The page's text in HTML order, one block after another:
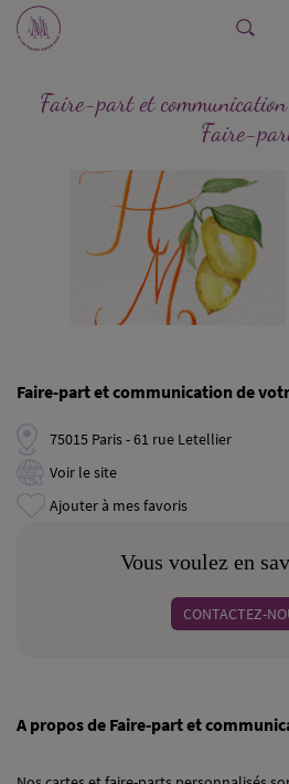
Faire-part et
Faire-
Faire-part et communication de
75015 Paris - 61 rue Letellier
Voir le site
Ajouter à mes favoris
Vous voulez en
CONTACTEZ-
A propos de Faire-part et